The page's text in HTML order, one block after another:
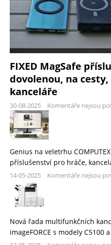
FIXED MagSafe
dovolenou, na
kanceláře
30-08-2025 Komentáře nejsou
Genius na veletrhu
příslušenství pro hráče,
14-05-2025 Komentáře nejsou
Nová řada multifunkčních
imageFORCE s modely C5100